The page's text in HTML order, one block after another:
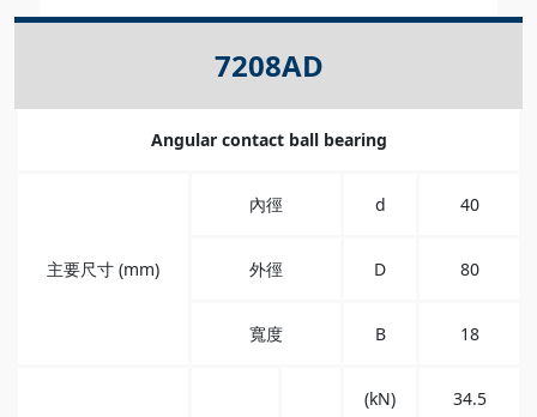
7208AD
Angular contact ball bearing
主要尺寸 (mm)
內徑 d 40
外徑 D 80
寬度 B 18
(kN) 34.5